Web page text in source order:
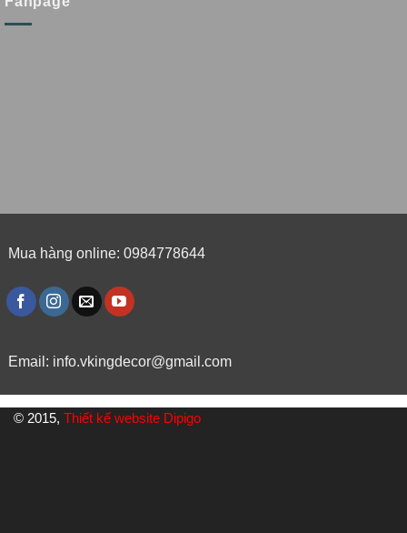
Mua hàng online: 0984778644
Email: info.vkingdecor@gmail.com
© 2015, Thiết kế website Dipigo